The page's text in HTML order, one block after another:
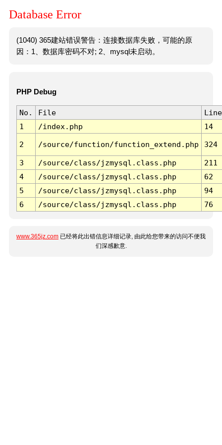
Database Error
(1040) 365建站错误警告：连接数据库失败，可能的原
因：1、数据库密码不对; 2、mysql未启动。
PHP Debug
No. File
Line
1
/index.php 14
2 /source/function/function_extend.php 324
3 /source/class/jzmysql.class.php
211
4
/source/class/jzmysql.class.php
62
5
/source/class/jzmysql.class.php
94
6
/source/class/jzmysql.class.php 76
www.365jz.com 已经将此出错信息详细记录, 由此给您带来的访问不便我
们深感歉意.